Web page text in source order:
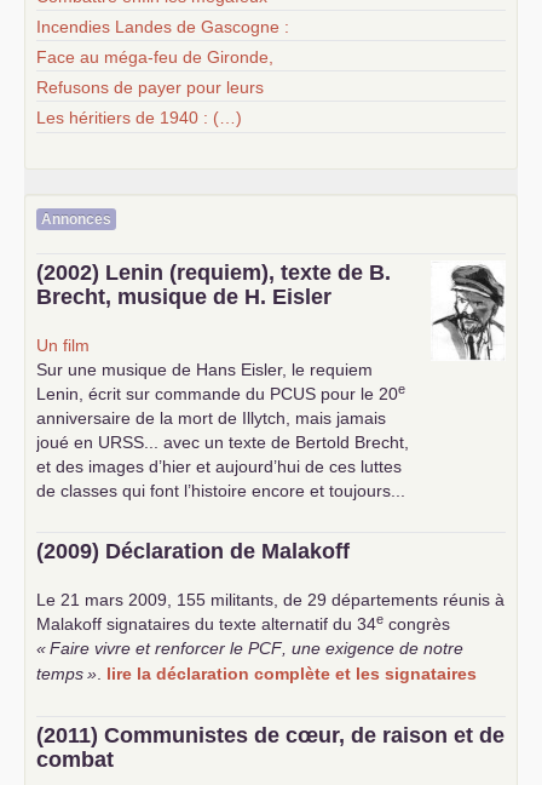
Incendies Landes de Gascogne :
Face au méga-feu de Gironde,
Refusons de payer pour leurs
Les héritiers de 1940 : (…)
Annonces
(2002) Lenin (requiem), texte de B.
Brecht, musique de H. Eisler
Un film
Sur une musique de Hans Eisler, le requiem
Lenin, écrit sur commande du PCUS pour le 20e
anniversaire de la mort de Illytch, mais jamais
joué en URSS ... avec un texte de Bertold Brecht,
et des images d’hier et aujourd’hui de ces luttes
de classes qui font l’histoire encore et toujours...
(2009) Déclaration de Malakoff
Le 21 mars 2009, 155 militants, de 29 départements réunis à
Malakoff signataires du texte alternatif du 34e congrès
«Faire vivre et renforcer le PCF , une exigence de notre
temps» lire la déclaration complète et les signataires
(2011) Communistes de cœur, de raison et de
combat